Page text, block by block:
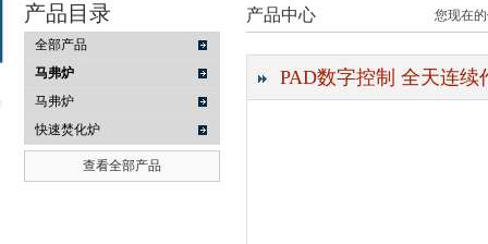
武汉提沃克科技有限公司
产品目录
全部产品
马弗炉
马弗炉
快速焚化炉
查看全部产品
产品中心 您现在
PAD数字控制 全天连续